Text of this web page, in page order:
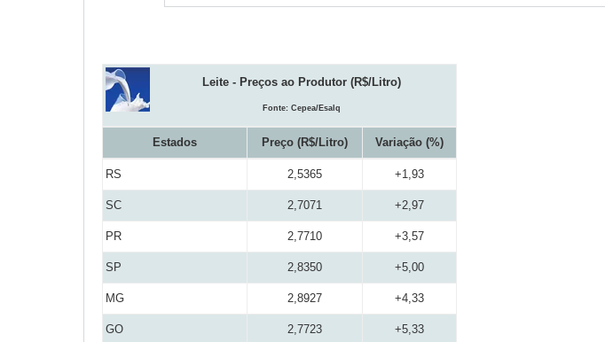
Leite - Preços ao Produtor (R$/Litro)
Fonte: Cepea/Esalq
Estados Preço (R$/Litro) Variação (%)
RS 2,5365 +1,93
SC 2,7071 +2,97
PR 2,7710 +3,57
SP 2,8350 +5,00
MG 2,8927 +4,33
GO 2,7723 +5,33